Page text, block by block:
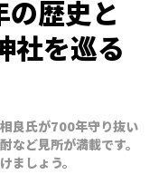
歴史と
社を巡る
良氏が700年守り抜い
など見所が満載です。
ましょう。